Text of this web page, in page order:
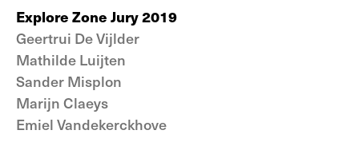
Explore Zone Jury 2019
Geertrui De Vijlder
Mathilde Luijten
Sander Misplon
Marijn Claeys
Emiel Vandekerckhove